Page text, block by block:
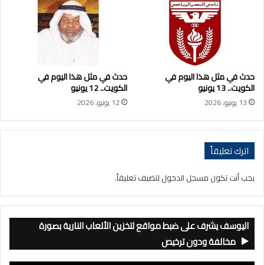
حدث في مثل هذا اليوم في
الكويت.. 13 يونيو
13 يونيو، 2026
حدث في مثل هذا اليوم في
الكويت.. 12 يونيو
12 يونيو، 2026
اترك تعليقاً
يجب أنت تكون مسجل الدخول لتضيف تعليقاً.
اليوسف يشرف على ضبط مواقع لتخزين الألعاب النارية بصورة
مخالفة ودون ترخيص